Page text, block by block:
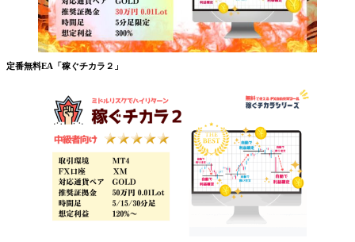
定番無料EA「稼ぐチカラ２」